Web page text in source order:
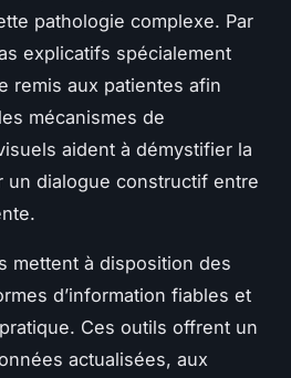
pathologie complexe. Par
explicatifs spécialement
remis aux patientes afin
mécanismes de
aident à démystifier la
un dialogue constructif entre
mettent à disposition des
d’information fiables et
Ces outils offrent un
actualisées, aux